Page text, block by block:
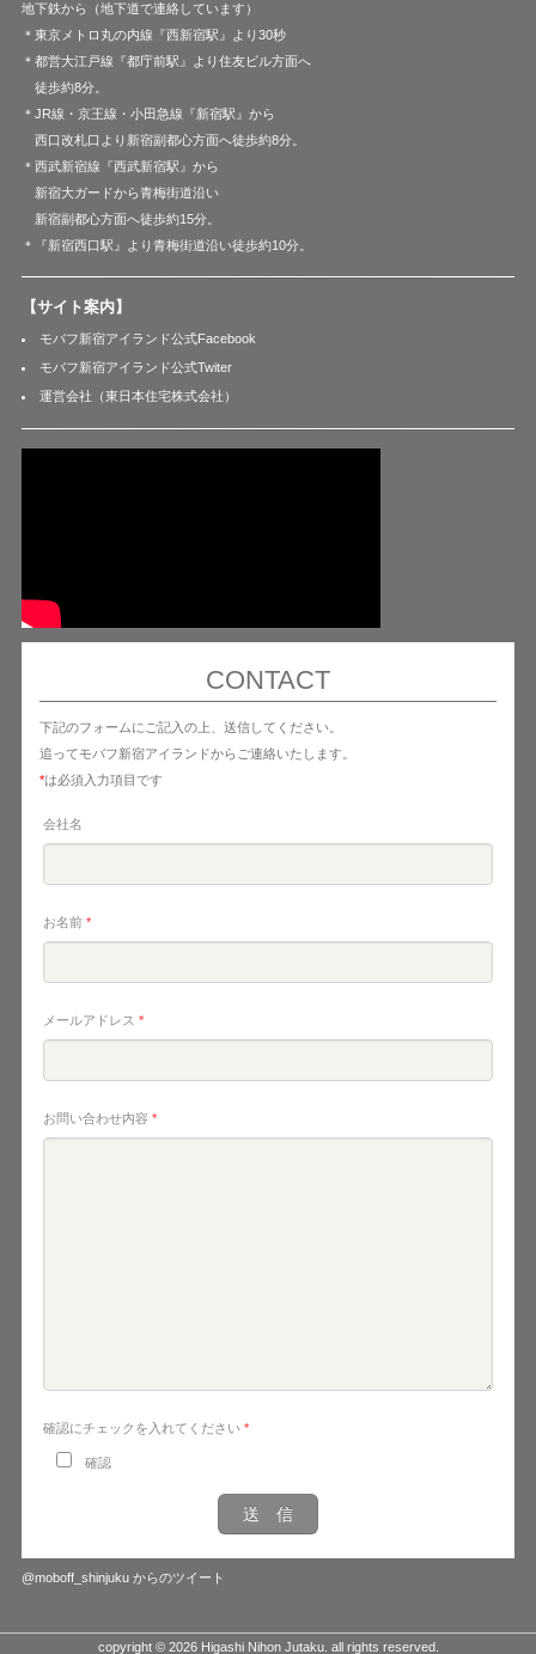
地下鉄から（地下道で連絡しています）
＊東京メトロ丸の内線『西新宿駅』より30秒
＊都営大江戸線『都庁前駅』より住友ビル方面へ
徒歩約8分。
＊JR線・京王線・小田急線『新宿駅』から
西口改札口より新宿副都心方面へ徒歩約8分。
＊西武新宿線『西武新宿駅』から
新宿大ガードから青梅街道沿い
新宿副都心方面へ徒歩約15分。
＊『新宿西口駅』より青梅街道沿い徒歩約10分。
【サイト案内】
モバフ新宿アイランド公式Facebook
モバフ新宿アイランド公式Twiter
運営会社（東日本住宅株式会社）
CONTACT
下記のフォームにご記入の上、送信してください。
追ってモバフ新宿アイランドからご連絡いたします。
*は必須入力項目です
会社名
お名前 *
メールアドレス *
お問い合わせ内容 *
確認にチェックを入れてください *
確認
@moboff_shinjuku からのツイート
copyright © 2026 Higashi Nihon Jutaku. all rights reserved.